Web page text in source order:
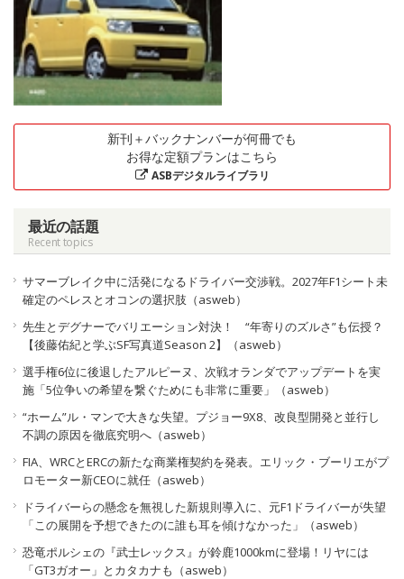
新刊＋バックナンバーが何冊でも
お得な定額プランはこちら
ASBデジタルライブラリ
最近の話題
Recent topics
サマーブレイク中に活発になるドライバー交渉戦。2027年F1シート未
確定のペレスとオコンの選択肢（asweb）
先生とデグナーでバリエーション対決！ “年寄りのズルさ”も伝授？
【後藤佑紀と学ぶSF写真道Season 2】（asweb）
選手権6位に後退したアルピーヌ、次戦オランダでアップデートを実
施「5位争いの希望を繋ぐためにも非常に重要」（asweb）
“ホーム”ル・マンで大きな失望。プジョー9X8、改良型開発と並行し
不調の原因を徹底究明へ（asweb）
FIA、WRCとERCの新たな商業権契約を発表。エリック・ブーリエがプ
ロモーター新CEOに就任（asweb）
ドライバーらの懸念を無視した新規則導入に、元F1ドライバーが失望
「この展開を予想できたのに誰も耳を傾けなかった」（asweb）
恐竜ポルシェの『武士レックス』が鈴鹿1000kmに登場！リヤには
「GT3ガオー」とカタカナも（asweb）